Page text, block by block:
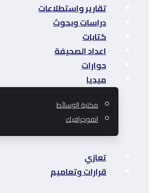
تقارير واستطلاعات
دراسات وبحوث
كتابات
اعداد الصحيفة
حوارات
ميديا
مكتبة الوسائط
انفوجرافيك
تعازي
قرارات وتعاميم